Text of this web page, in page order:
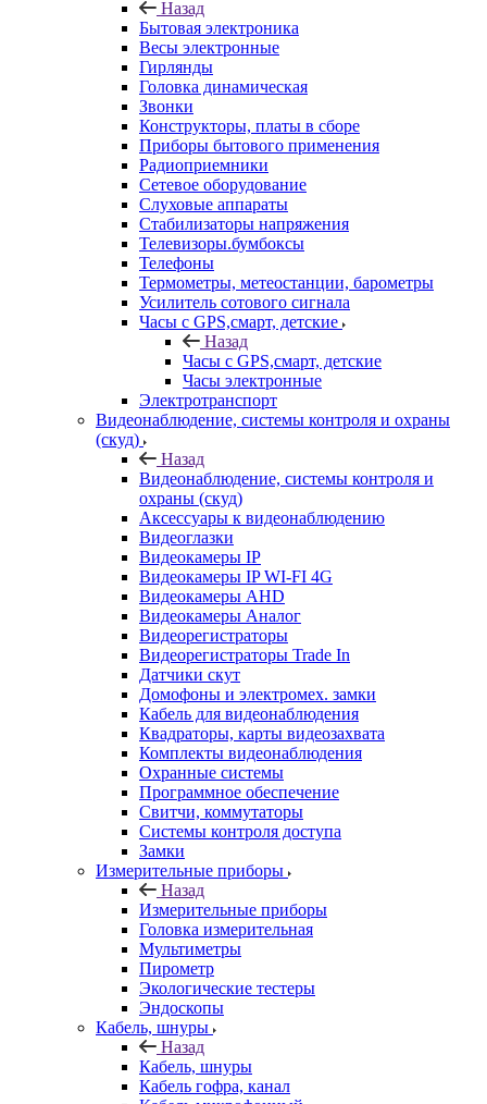
Назад
Бытовая электроника
Весы электронные
Гирлянды
Головка динамическая
Звонки
Конструкторы, платы в сборе
Приборы бытового применения
Радиоприемники
Сетевое оборудование
Слуховые аппараты
Стабилизаторы напряжения
Телевизоры.бумбоксы
Телефоны
Термометры, метеостанции, барометры
Усилитель сотового сигнала
Часы с GPS,смарт, детские
Назад
Часы с GPS,смарт, детские
Часы электронные
Электротранспорт
Видеонаблюдение, системы контроля и охраны
(скуд)
Назад
Видеонаблюдение, системы контроля и
охраны (скуд)
Аксессуары к видеонаблюдению
Видеоглазки
Видеокамеры IP
Видеокамеры IP WI-FI 4G
Видеокамеры AHD
Видеокамеры Аналог
Видеорегистраторы
Видеорегистраторы Trade In
Датчики скут
Домофоны и электромех. замки
Кабель для видеонаблюдения
Квадраторы, карты видеозахвата
Комплекты видеонаблюдения
Охранные системы
Программное обеспечение
Свитчи, коммутаторы
Системы контроля доступа
Замки
Измерительные приборы
Назад
Измерительные приборы
Головка измерительная
Мультиметры
Пирометр
Экологические тестеры
Эндоскопы
Кабель, шнуры
Назад
Кабель, шнуры
Кабель гофра, канал